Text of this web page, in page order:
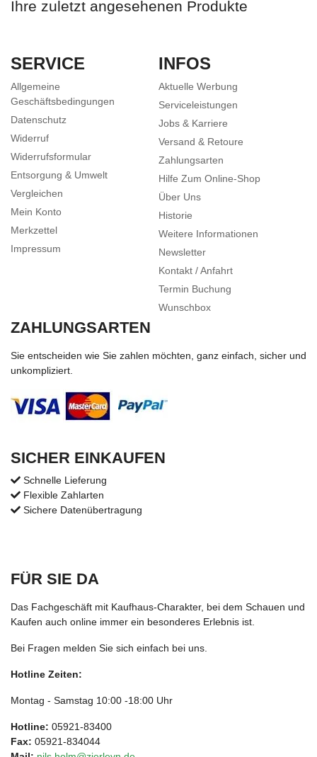
Ihre zuletzt angesehenen Produkte
SERVICE
Allgemeine
Geschäftsbedingungen
Datenschutz
Widerruf
Widerrufsformular
Entsorgung & Umwelt
Vergleichen
Mein Konto
Merkzettel
Impressum
INFOS
Aktuelle Werbung
Serviceleistungen
Jobs & Karriere
Versand & Retoure
Zahlungsarten
Hilfe Zum Online-Shop
Über Uns
Historie
Weitere Informationen
Newsletter
Kontakt / Anfahrt
Termin Buchung
Wunschbox
ZAHLUNGSARTEN
Sie entscheiden wie Sie zahlen möchten, ganz einfach, sicher und
unkompliziert.
SICHER EINKAUFEN
Schnelle Lieferung
Flexible Zahlarten
Sichere Datenübertragung
FÜR SIE DA
Das Fachgeschäft mit Kaufhaus-Charakter, bei dem Schauen und
Kaufen auch online immer ein besonderes Erlebnis ist.
Bei Fragen melden Sie sich einfach bei uns.
Hotline Zeiten:
Montag - Samstag 10:00 -18:00 Uhr
Hotline: 05921-83400
Fax: 05921-834044